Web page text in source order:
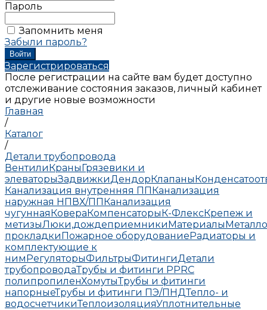
Пароль
Запомнить меня
Забыли пароль?
Зарегистрироваться
После регистрации на сайте вам будет доступно
отслеживание состояния заказов, личный кабинет
и другие новые возможности
Главная
/
Каталог
/
Детали трубопровода
ВентилиКраныГрязевики и
элеваторыЗадвижкиДендорКлапаны
Канализация внутренняя ППКанализация
наружная НПВХ/ППКанализация
чугуннаяКовераКомпенсаторыК-ФлексКрепеж и
метизыЛюки,дождеприемникиМатериалы
прокладкиПожарное оборудованиеРадиаторы и
комплектующие к
нимРегуляторыФильтрыФитингиДетали
трубопроводаТрубы и фитинги PPRC
полипропиленХомутыТрубы и фитинги
напорныеТрубы и фитинги ПЭ/ПНДТепло- и
водосчетчикиТеплоизоляцияУплотнительные